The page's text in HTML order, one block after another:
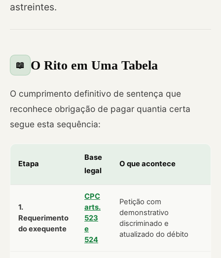
astreintes.
📖 O Rito em Uma Tabela
O cumprimento definitivo de sentença que
reconhece obrigação de pagar quantia certa
segue esta sequência:
Etapa
Base
legal
O que acontece
1.
Requerimento
do exequente
CPC
arts.
523
e
524
Petição com
demonstrativo
discriminado e
atualizado do débito